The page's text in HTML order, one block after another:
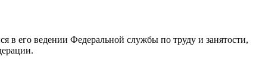
в его ведении Федеральной службы по труду и занятости,